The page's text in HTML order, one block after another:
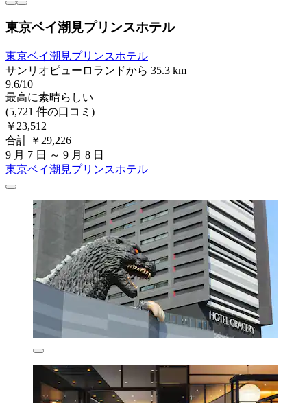
東京ベイ潮見プリンスホテル
東京ベイ潮見プリンスホテル
サンリオピューロランドから 35.3 km
9.6/10
最高に素晴らしい
(5,721 件の口コミ)
￥23,512
合計 ￥29,226
9 月 7 日 ～ 9 月 8 日
東京ベイ潮見プリンスホテル